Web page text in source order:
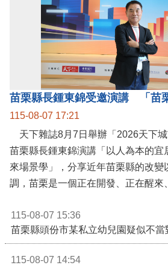
115-08-07 17:21
天下雜誌8月7日舉辦「2026天下
苗栗縣長鍾東錦演講「以人為本的宜
來場景學」，分享近年苗栗縣的改變
115-08-07 15:36
苗栗縣頭份市某私立幼兒園疑似不
115-08-07 14:54